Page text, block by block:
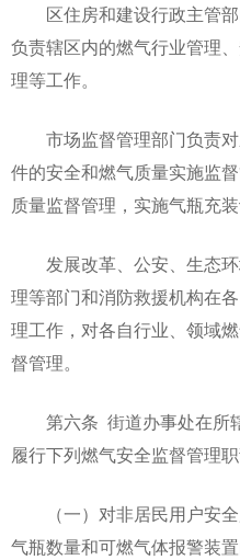
区住房和建设行政主管部
负责辖区内的燃气行业管理
理等工作。
市场监督管理部门负责对
件的安全和燃气质量实施监
质量监督管理，实施气瓶充装
发展改革、公安、生态环
理等部门和消防救援机构在
理工作，对各自行业、领域
督管理。
第六条 街道办事处在所辖
履行下列燃气安全监督管理职
（一）对非居民用户安全
气瓶数量和可燃气体报警装